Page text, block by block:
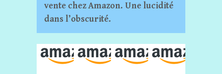
vente chez Amazon. Une lucidité
dans l’obscurité.